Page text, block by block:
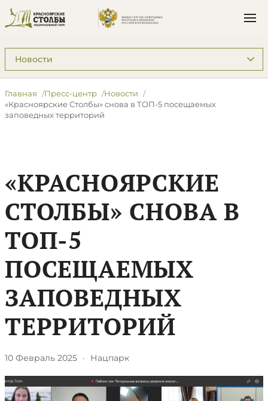
Подразделы: Пресс-центр
Главная Пресс-центр
Новости
​«Красноярские Столбы» снова в ТОП-5 посещаемых
заповедных территорий
​«КРАСНОЯРСКИЕ
СТОЛБЫ» СНОВА В
ТОП-5
ПОСЕЩАЕМЫХ
ЗАПОВЕДНЫХ
ТЕРРИТОРИЙ
10 Февраль 2025 · Нацпарк